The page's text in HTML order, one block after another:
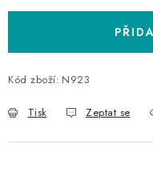
Kód zboží: N923
Tisk Zeptat se